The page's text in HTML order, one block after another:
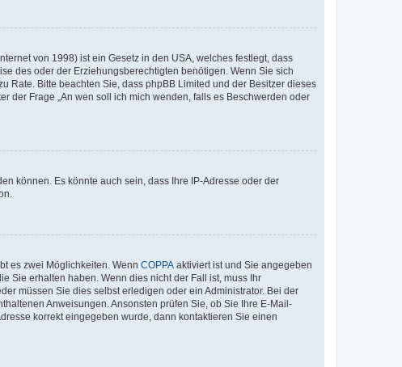
von 1998) ist ein Gesetz in den USA, welches festlegt, dass
des oder der Erziehungsberechtigten benötigen. Wenn Sie sich
Rate. Bitte beachten Sie, dass phpBB Limited und der Besitzer dieses
der Frage „An wen soll ich mich wenden, falls es Beschwerden oder
können. Es könnte auch sein, dass Ihre IP-Adresse oder der
es zwei Möglichkeiten. Wenn COPPA aktiviert ist und Sie angegeben
Sie erhalten haben. Wenn dies nicht der Fall ist, muss Ihr
müssen Sie dies selbst erledigen oder ein Administrator. Bei der
Anweisungen. Ansonsten prüfen Sie, ob Sie Ihre E-Mail-
korrekt eingegeben wurde, dann kontaktieren Sie einen